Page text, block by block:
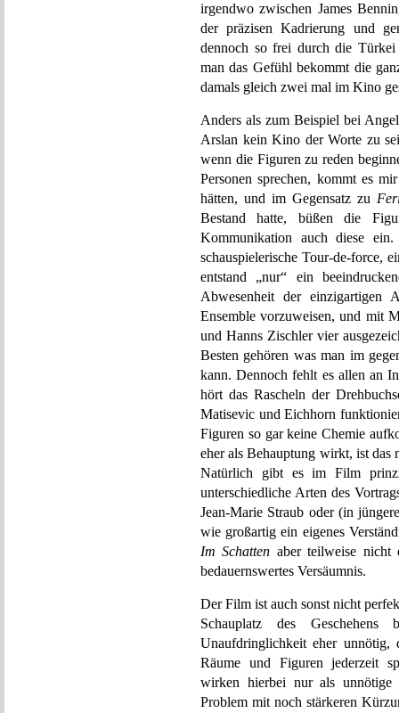
irgendwo zwischen James
der präzisen Kadrierung und
dennoch so frei durch die Türkei
man das Gefühl bekommt die
damals gleich zwei mal im Kino
Anders als zum Beispiel bei
Arslan kein Kino der Worte zu
wenn die Figuren zu reden
Personen sprechen, kommt es
hätten, und im Gegensatz zu
Bestand hatte, büßen die
Kommunikation auch diese
schauspielerische Tour-de-force,
entstand „nur“ ein
Abwesenheit der einzigartigen
Ensemble vorzuweisen, und mit
und Hanns Zischler vier
Besten gehören was man im
kann. Dennoch fehlt es allen an
hört das Rascheln der
Matisevic und Eichhorn
Figuren so gar keine Chemie
eher als Behauptung wirkt, ist das
Natürlich gibt es im Film
unterschiedliche Arten des
Jean-Marie Straub oder (in
wie großartig ein eigenes
Im Schatten aber teilweise nicht
bedauernswertes Versäumnis.
Der Film ist auch sonst nicht
Schauplatz des
Unaufdringlichkeit eher
Räume und Figuren jederzeit
wirken hierbei nur als
Problem mit noch stärkeren